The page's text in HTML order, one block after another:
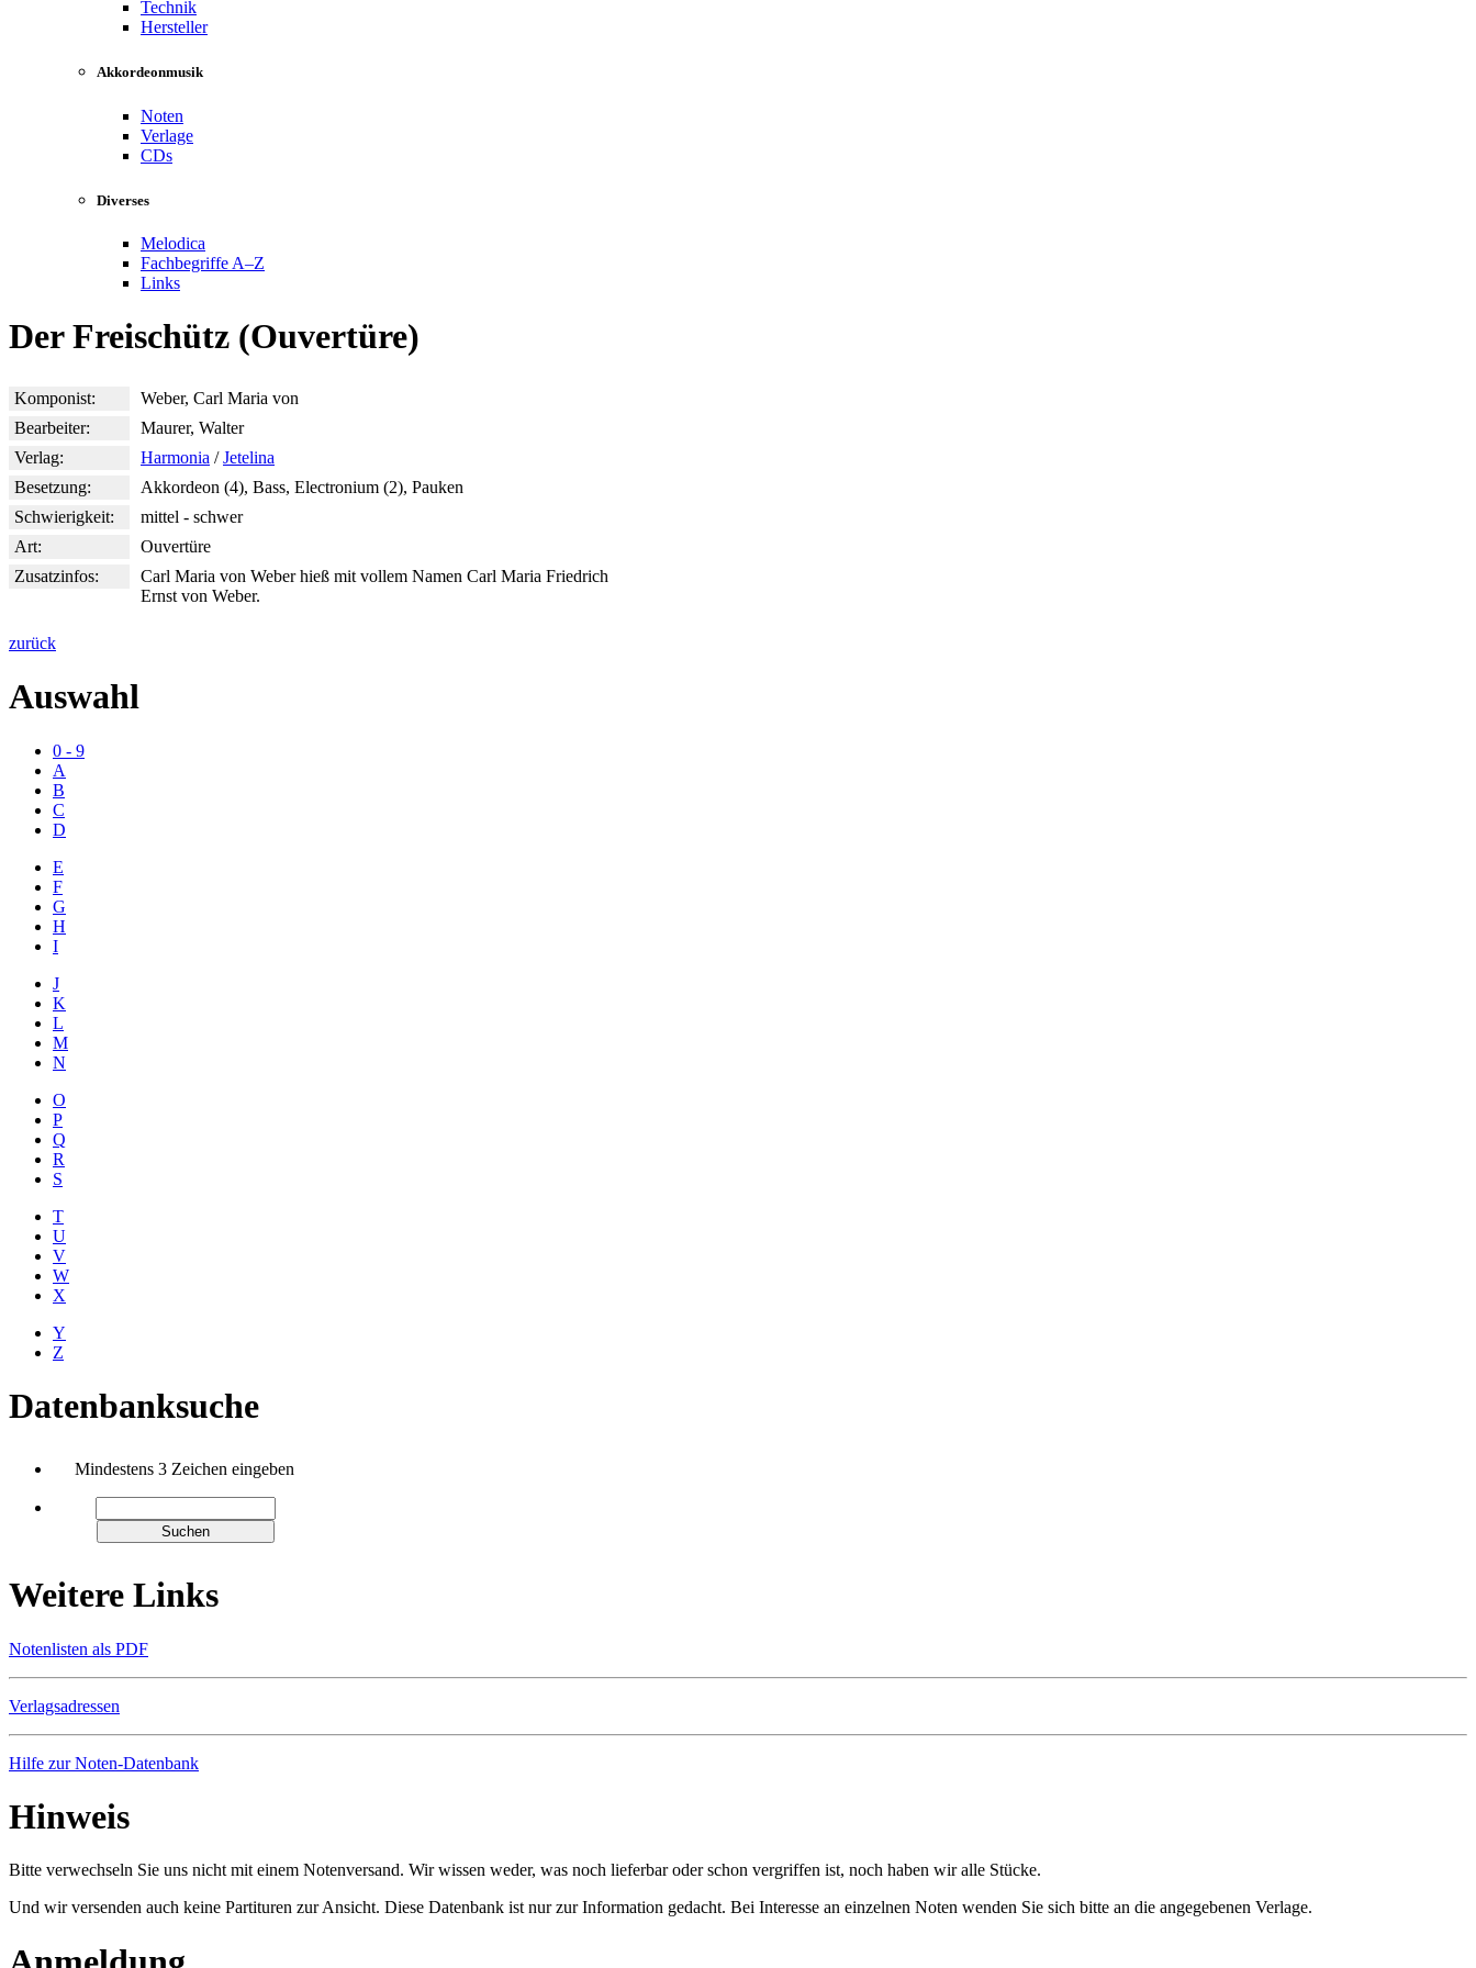
Technik
Hersteller
Akkordeonmusik
Noten
Verlage
CDs
Diverses
Melodica
Fachbegriffe A–Z
Links
Der Freischütz (Ouvertüre)
Komponist:
Weber, Carl Maria von
Bearbeiter:
Maurer, Walter
Verlag:
Harmonia /Jetelina
Besetzung:
Akkordeon (4), Bass, Electronium (2), Pauken
Schwierigkeit:
mittel - schwer
Art:
Ouvertüre
Zusatzinfos:
Carl Maria von Weber hieß mit vollem Namen Carl Maria Friedrich
Ernst von Weber.
zurück
Auswahl
0 - 9
A
B
C
D
E
F
G
H
I
J
K
L
M
N
O
P
Q
R
S
T
U
V
W
X
Y
Z
Datenbanksuche
Mindestens 3 Zeichen eingeben
Weitere Links
Notenlisten als PDF
Verlagsadressen
Hilfe zur Noten-Datenbank
Hinweis
Bitte verwechseln Sie uns nicht mit einem Notenversand. Wir wissen weder, was noch lieferbar oder schon vergriffen ist, noch haben wir alle Stücke.
Und wir versenden auch keine Partituren zur Ansicht. Diese Datenbank ist nur zur Information gedacht. Bei Interesse an einzelnen Noten wenden Sie sich bitte an die angegebenen Verlage.